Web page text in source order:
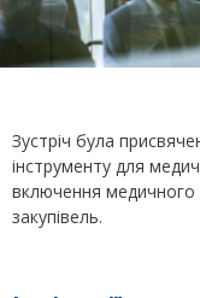
Зустріч була
інструменту для
включення медичного
закупівель.